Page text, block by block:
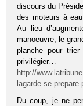
discours du
des moteurs à
Au lieu
manoeuvre, le
planche pour
privilégier…
http://
lagarde-se-
Du coup, je ne